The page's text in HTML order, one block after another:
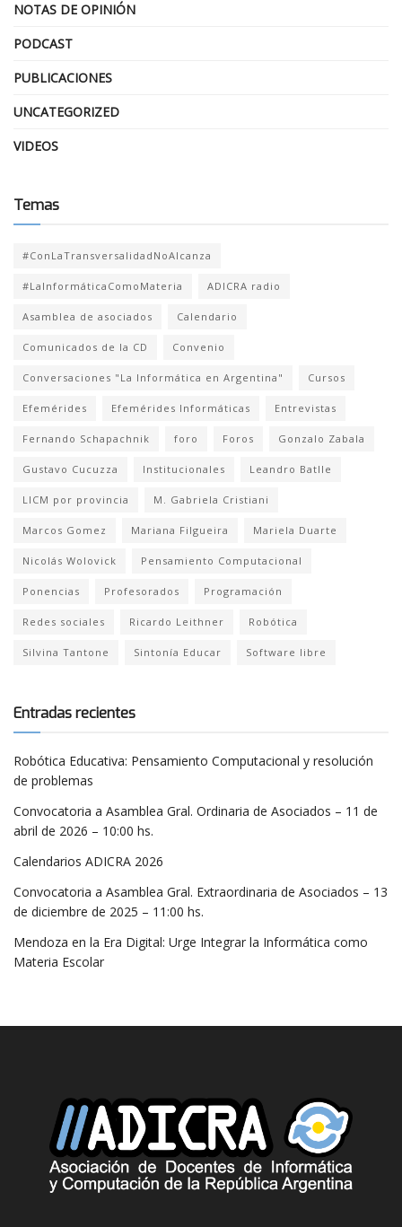
NOTAS DE OPINIÓN
PODCAST
PUBLICACIONES
UNCATEGORIZED
VIDEOS
Temas
#ConLaTransversalidadNoAlcanza
#LaInformáticaComoMateria ADICRA radio
Asamblea de asociados Calendario
Comunicados de la CD Convenio
Conversaciones "La Informática en Argentina" Cursos
Efemérides Efemérides Informáticas Entrevistas
Fernando Schapachnik foro Foros Gonzalo Zabala
Gustavo Cucuzza Institucionales Leandro Batlle
LICM por provincia M. Gabriela Cristiani
Marcos Gomez Mariana Filgueira Mariela Duarte
Nicolás Wolovick Pensamiento Computacional
Ponencias Profesorados Programación
Redes sociales Ricardo Leithner Robótica
Silvina Tantone Sintonía Educar Software libre
Entradas recientes
Robótica Educativa: Pensamiento Computacional y resolución
de problemas
Convocatoria a Asamblea Gral. Ordinaria de Asociados – 11 de
abril de 2026 – 10:00 hs.
Calendarios ADICRA 2026
Convocatoria a Asamblea Gral. Extraordinaria de Asociados – 13
de diciembre de 2025 – 11:00 hs.
Mendoza en la Era Digital: Urge Integrar la Informática como
Materia Escolar